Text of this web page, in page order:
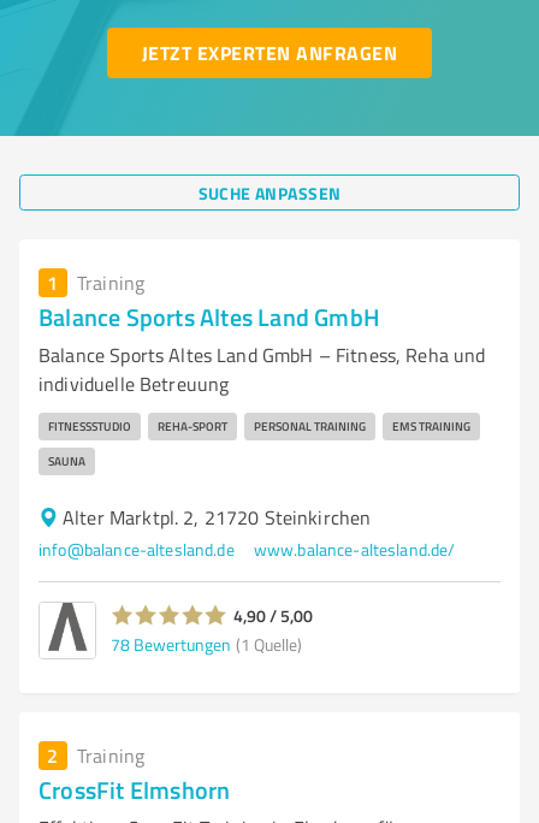
JETZT EXPERTEN ANFRAGEN
SUCHE ANPASSEN
1 Training
Balance Sports Altes Land GmbH
Balance Sports Altes Land GmbH – Fitness, Reha und
individuelle Betreuung
FITNESSSTUDIO REHA-SPORT PERSONAL TRAINING EMS TRAINING
SAUNA
Alter Marktpl. 2, 21720 Steinkirchen
info@balance-altesland.de www.balance-altesland.de/
4,90 / 5,00
78 Bewertungen (1 Quelle)
2 Training
CrossFit Elmshorn